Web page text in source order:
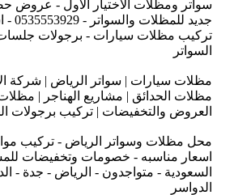
سواتر ومظلات الاختيار الاول -
جديد
تركيب مظلات سيارات - برجولات جلسات
السواتر
مظلات سيارات | سواتر الرياض | شركة
مظلات الحدائق | مشاريع الهناجر |
العروض والتخفيضات | تركيب برجولات
محل مظلات وسواتر الرياض - تركيب
اسعار مناسبه - خصومات وتخفيضات
السعودية - متواجدون - الرياض - جدة -
الدواسر